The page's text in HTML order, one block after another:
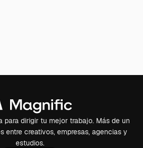
para dirigir tu mejor trabajo. Más de un
entre creativos, empresas, agencias y
estudios.